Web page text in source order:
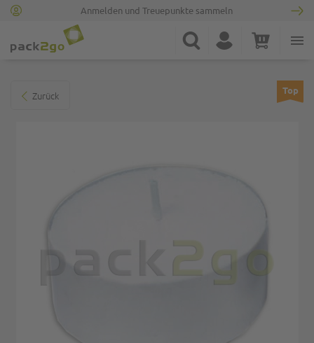
Anmelden und Treuepunkte sammeln
Suche Konto Warenkorb
Zurück Top